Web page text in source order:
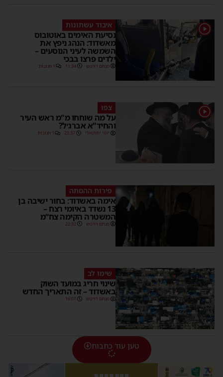
1 איבוד עשתונות
נסיעת האימים באוטובוס
מאשדוד: הנהג ניפץ את
השמשה לעיני הנוסעים –
ילדים פרצו בבכי
מנחם דויטש 11:34 1 תגובות
1 צפו
על מה שוחחו מ"מ ראש העיר
והחיד"א אברג׳ל?
יוסי יחזקאלי 23:37 1 תגובות
פירות ההסתה
אימה באשדוד: בחור ישיבה בן
13 נשדד באיומי רצח –
המשטרה הקימה צח”מ
מנחם דויטש 22:32
שימו לב
שינוי חריג במועד השוק
באשדוד – זה התאריך החדש
מנחם דויטש 16:07
טען עוד כתבות